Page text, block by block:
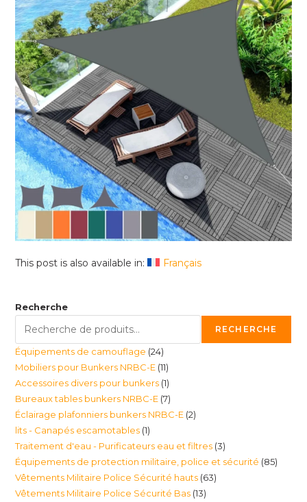
This post is also available in: Français
Recherche
RECHERCHE
Équipements de camouflage 2424
produits
Mobiliers pour Bunkers NRBC-E 1111
produits
Accessoires divers pour bunkers 11
produit
Bureaux tables bunkers NRBC-E 77
produits
Éclairage plafonniers bunkers NRBC-E 22
lits - Canapés escamotables 11
produit
Traitement d'eau - Purificateurs eau et filtres 33
produits
Équipements de protection militaire, police et sécurité 8585
Vêtements Militaire Police Sécurité hauts 6363
Vêtements Militaire Police Sécurité Bas 1313